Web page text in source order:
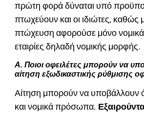
πρώτη φορά δύναται υπό
πτωχεύουν και οι ιδιώτες, καθώς
πτώχευση αφορούσε μόνο
εταιρίες δηλαδή νομικής μορφής.
Α. Ποιοι οφειλέτες μπορούν να
αίτηση εξωδικαστικής ρύθμισης
Αίτηση μπορούν να υποβάλλουν
και νομικά πρόσωπα.